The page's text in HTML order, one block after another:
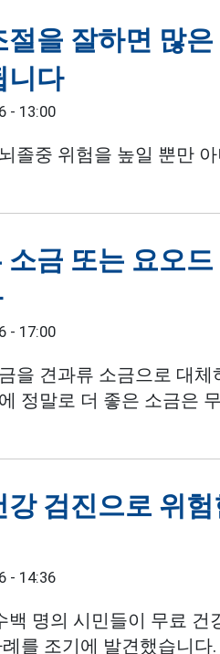
절을 잘하면 많
니다
- 13:00
뇌졸중 위험을 높일 뿐만
소금 또는 요오
- 17:00
을 견과류 소금으로 대
정말로 더 좋은 소금은
강 검진으로 위
- 14:36
백 명의 시민들이 무료 건
를 조기에 발견했습니다.